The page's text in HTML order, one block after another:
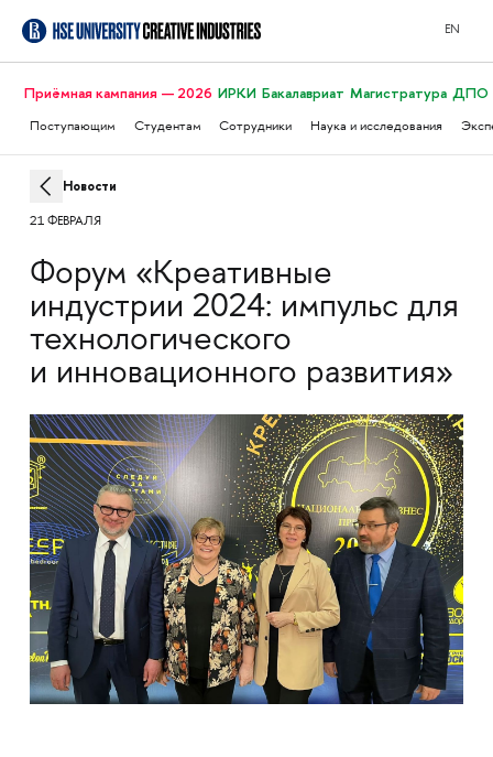
EN
Приёмная кампания — 2026 ИРКИ Бакалавриат Магистратура ДПО
Поступающим Студентам Сотрудники Наука и исследования
Новости
21 ФЕВРАЛЯ
Форум «Креативные
индустрии 2024: импульс для
технологического
и инновационного развития»